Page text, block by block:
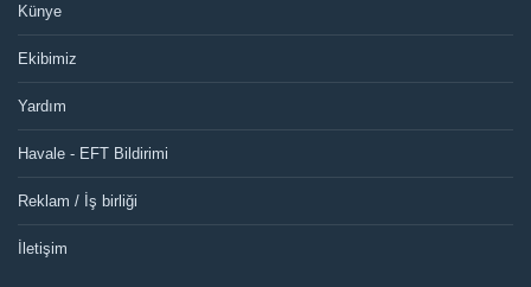
Künye
Ekibimiz
Yardım
Havale - EFT Bildirimi
Reklam / İş birliği
İletişim